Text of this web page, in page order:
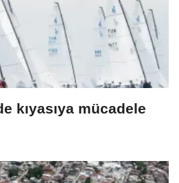
kıyasıya mücadele